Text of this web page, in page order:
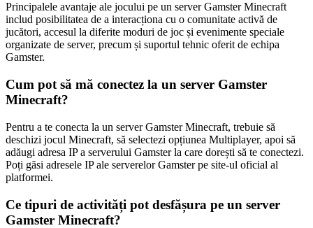
Principalele avantaje ale jocului pe un server Gamster Minecraft
includ posibilitatea de a interacționa cu o comunitate activă de
jucători, accesul la diferite moduri de joc și evenimente speciale
organizate de server, precum și suportul tehnic oferit de echipa
Gamster.
Cum pot să mă conectez la un server Gamster
Minecraft?
Pentru a te conecta la un server Gamster Minecraft, trebuie să
deschizi jocul Minecraft, să selectezi opțiunea Multiplayer, apoi să
adăugi adresa IP a serverului Gamster la care dorești să te conectezi.
Poți găsi adresele IP ale serverelor Gamster pe site-ul oficial al
platformei.
Ce tipuri de activități pot desfășura pe un server
Gamster Minecraft?